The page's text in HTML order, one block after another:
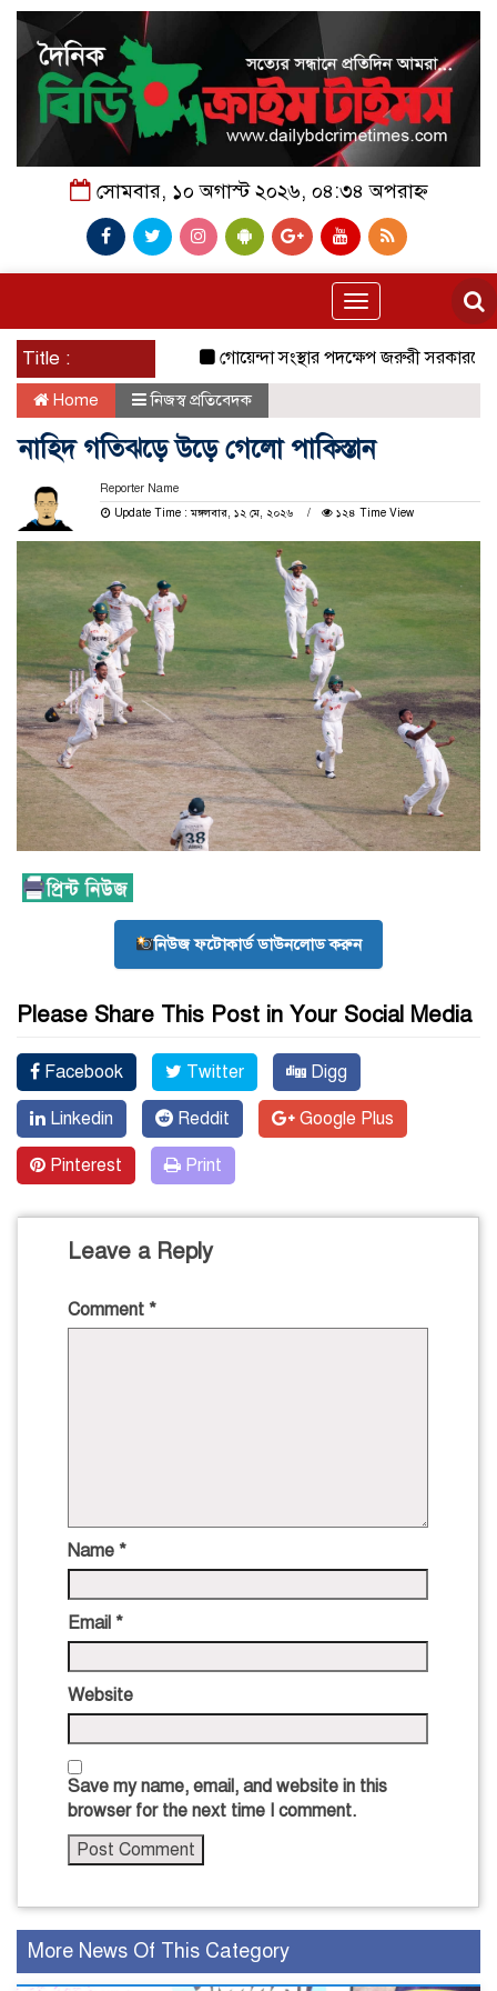
সোমবার, ১০ অগাস্ট ২০২৬, ০৪:৩৪ অপরাহ্ন
Toggle
navigation
Title : গোয়েন্দা সংস্থার পদক্ষেপ জরুরী সরকারকে
Home নিজস্ব প্রতিবেদক
নাহিদ গতিঝড়ে উড়ে গেলো পাকিস্তান
Reporter Name
Update Time : মঙ্গলবার, ১২ মে, ২০২৬
১২৪ Time View
নিউজ ফটোকার্ড ডাউনলোড করুন
Please Share This Post in Your Social Media
Facebook Twitter Digg
Linkedin Reddit Google Plus
Pinterest Print
Leave a Reply
Comment *
Name *
Email *
Website
Save my name, email, and website in this
browser for the next time I comment.
More News Of This Category